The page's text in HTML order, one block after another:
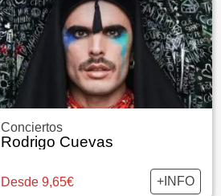
Conciertos
Rodrigo Cuevas
Desde 9,65€ +INFO